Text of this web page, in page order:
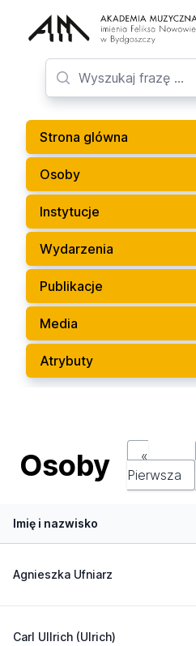
Strona glówna
Osoby
Instytucje
Wydarzenia
Publikacje
Media
Atrybuty
Osoby
«
Pierwsza
Imię i nazwisko
Agnieszka Ufniarz
Carl Ullrich (Ulrich)